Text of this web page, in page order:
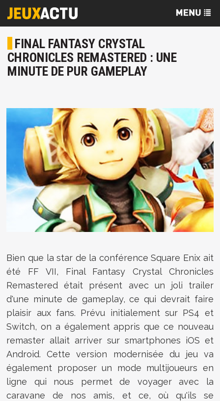
FINAL FANTASY CRYSTAL
CHRONICLES REMASTERED : UNE
MINUTE DE PUR GAMEPLAY
Bien que la star de la conférence Square Enix ait
été FF VII, Final Fantasy Crystal Chronicles
Remastered était présent avec un joli trailer
d'une minute de gameplay, ce qui devrait faire
plaisir aux fans. Prévu initialement sur PS4 et
Switch, on a également appris que ce nouveau
remaster allait arriver sur smartphones iOS et
Android. Cette version modernisée du jeu va
également proposer un mode multijoueurs en
ligne qui nous permet de voyager avec la
caravane de nos amis, et ce, où qu'ils se